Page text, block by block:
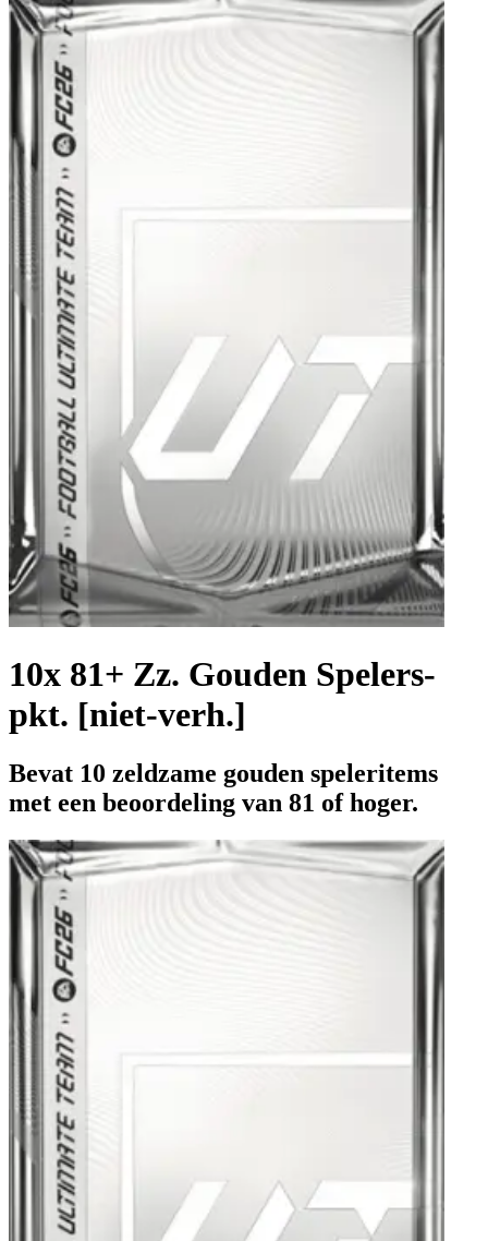
10x 81+ Zz. Gouden Spelers-
pkt. [niet-verh.]
Bevat 10 zeldzame gouden speleritems
met een beoordeling van 81 of hoger.